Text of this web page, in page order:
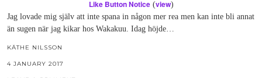
Like Button Notice(view)
Jag lovade mig själv att inte spana in någon mer rea men kan inte bli annat
än sugen när jag kikar hos Wakakuu. Idag höjde…
KÄTHE NILSSON
4 JANUARY 2017